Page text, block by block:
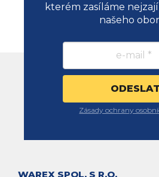
kterém zasíláme
našeho
Zásady ochrany
WAREX SPOL. S R.O.